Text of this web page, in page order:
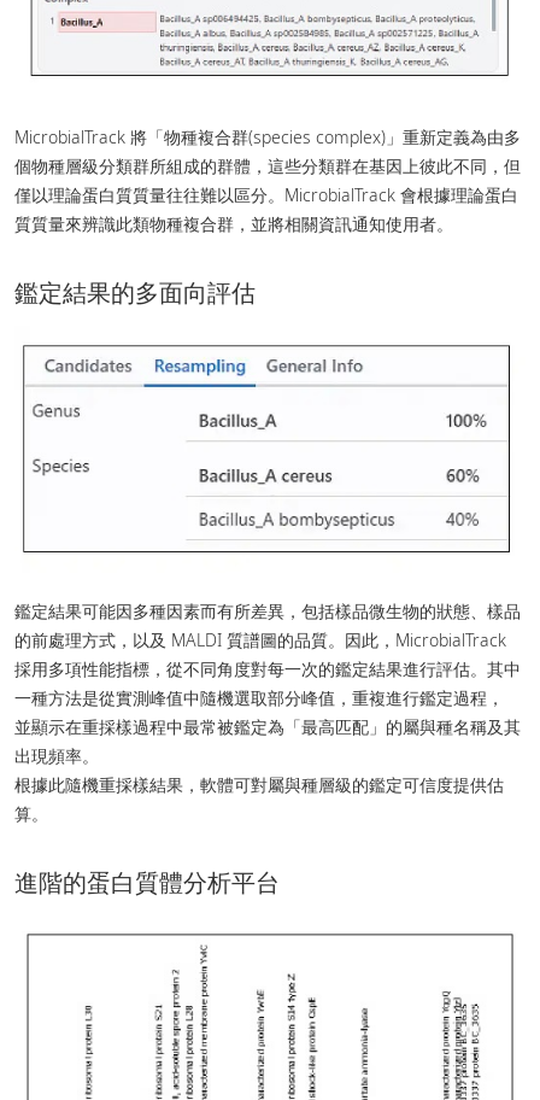
MicrobialTrack 將「物種複合群(species complex)」重新定義為由多
個物種層級分類群所組成的群體，這些分類群在基因上彼此不同，但
僅以理論蛋白質質量往往難以區分。MicrobialTrack 會根據理論蛋白
質質量來辨識此類物種複合群，並將相關資訊通知使用者。
鑑定結果的多面向評估
鑑定結果可能因多種因素而有所差異，包括樣品微生物的狀態、樣品
的前處理方式，以及 MALDI 質譜圖的品質。因此，MicrobialTrack
採用多項性能指標，從不同角度對每一次的鑑定結果進行評估。其中
一種方法是從實測峰值中隨機選取部分峰值，重複進行鑑定過程，
並顯示在重採樣過程中最常被鑑定為「最高匹配」的屬與種名稱及其
出現頻率。
根據此隨機重採樣結果，軟體可對屬與種層級的鑑定可信度提供估
算。
進階的蛋白質體分析平台